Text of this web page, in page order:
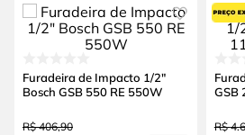
Furadeira de Impacto 1/2"
Bosch GSB 550 RE 550W
R$ 406,90
GSB
R$ 4.